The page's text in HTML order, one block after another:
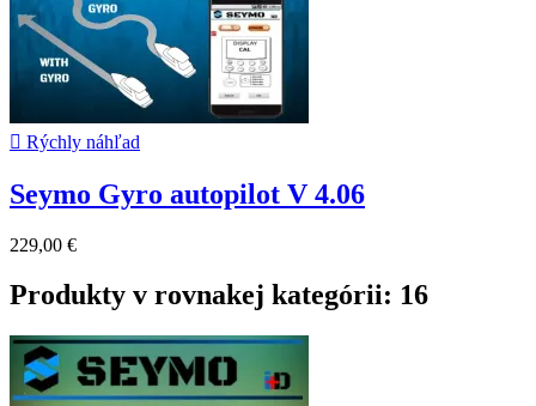
 Rýchly náhľad
Seymo Gyro autopilot V 4.06
229,00 €
Produkty v rovnakej kategórii: 16